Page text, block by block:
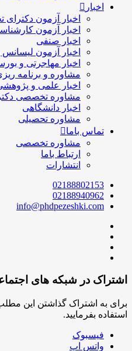
اخبار
اخبار آزمون
اخبار آزمون
اخبار صنفی
اخبار آزمون
اخبار مهاجرتی و
مشاوره و برنامه
اخبار علمی و
مشاوره تخصصی
اخبار دانشگاهی
مشاوره تحصیلی
تماس باما
مشاوره تخصصی
ارتباط باما
انتشارات
02188802153
02188940962
info@phdpezeshki.com
اشتراک در شبکه های
برای به اشتراک گذاشتن این
استفاده بفرمایید.
فیسبوک
واتس اپ